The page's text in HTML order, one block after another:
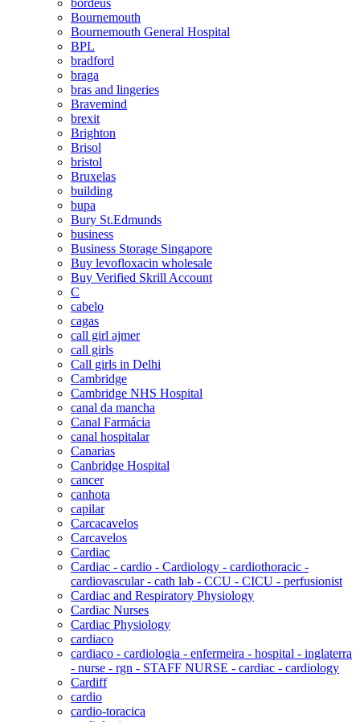
Bournemouth
Bournemouth General Hospital
BPL
bradford
braga
bras and lingeries
Bravemind
brexit
Brighton
Brisol
bristol
Bruxelas
building
bupa
Bury St.Edmunds
business
Business Storage Singapore
Buy levofloxacin wholesale
Buy Verified Skrill Account
C
cabelo
cagas
call girl ajmer
call girls
Call girls in Delhi
Cambridge
Cambridge NHS Hospital
canal da mancha
Canal Farmácia
canal hospitalar
Canarias
Canbridge Hospital
cancer
canhota
capilar
Carcacavelos
Carcavelos
Cardiac
Cardiac - cardio - Cardiology - cardiothoracic -
cardiovascular - cath lab - CCU - CICU - perfusionist
Cardiac and Respiratory Physiology
Cardiac Nurses
Cardiac Physiology
cardiaco
cardiaco - cardiologia - enfermeira - hospital - inglaterra
- nurse - rgn - STAFF NURSE - cardiac - cardiology
Cardiff
cardio
cardio-toracica